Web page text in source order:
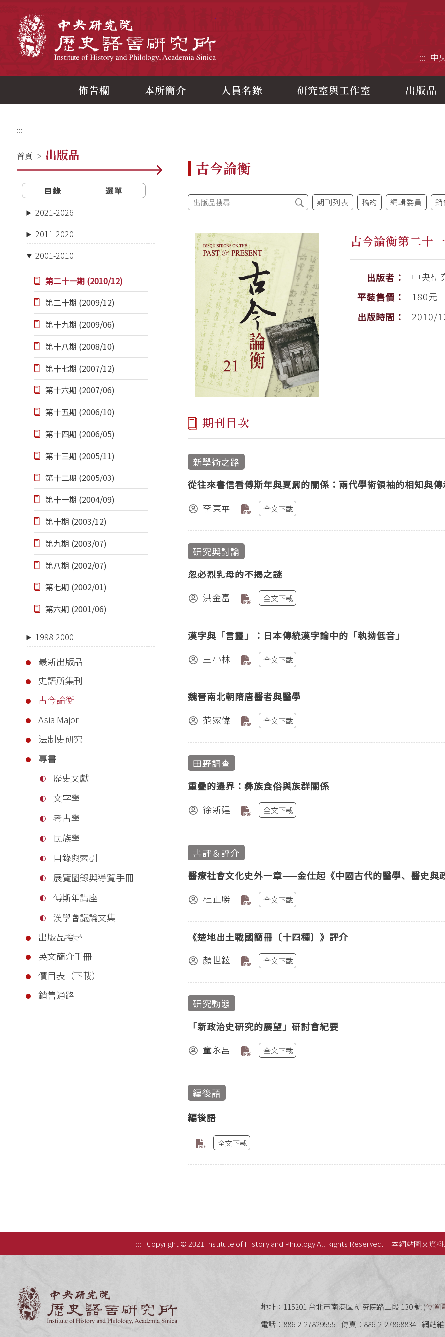
::: 中
佈告欄 本所簡介 人員名錄 研究室與工作室 出版品
:::
首頁 > 出版品
目錄
選單
2021-2026
2011-2020
2001-2010
第二十一期 (2010/12)
第二十期 (2009/12)
第十九期 (2009/06)
第十八期 (2008/10)
第十七期 (2007/12)
第十六期 (2007/06)
第十五期 (2006/10)
第十四期 (2006/05)
第十三期 (2005/11)
第十二期 (2005/03)
第十一期 (2004/09)
第十期 (2003/12)
第九期 (2003/07)
第八期 (2002/07)
第七期 (2002/01)
第六期 (2001/06)
1998-2000
最新出版品
史語所集刊
古今論衡
Asia Major
法制史研究
專書
歷史文獻
文字學
考古學
民族學
目錄與索引
展覽圖錄與導覽手冊
傅斯年講座
漢學會議論文集
出版品搜尋
英文簡介手冊
價目表（下載）
銷售通路
古今論衡
期刊列表 稿約 編輯委員 銷
古今論衡第二十
出版者：
中央研
平裝售價：
180元
出版時間：
2010/
期刊目次
新學術之路
從往來書信看傅斯年與夏鼐的關係：兩代學術領袖的相知與
李東華
全文下載
研究與討論
忽必烈乳母的不揭之謎
洪金富
全文下載
漢字與「言靈」：日本傳統漢字論中的「執拗低音」
王小林
全文下載
魏晉南北朝隋唐醫者與醫學
范家偉
全文下載
田野調查
重疊的邊界：彝族食俗與族群關係
徐新建
全文下載
書評＆評介
醫療社會文化史外一章——金仕起《中國古代的醫學、醫史與
杜正勝
全文下載
《楚地出土戰國簡冊〔十四種〕》評介
顏世鉉
全文下載
研究動態
「新政治史研究的展望」研討會紀要
童永昌
全文下載
編後語
編後語
全文下載
::: Copyright © 2021 Institute of History and Philology All Rights Reserved. 本網站圖文資
地址：115201 台北市南港區 研究院路二段 130 號 (位置
電話：886-2-27829555 傳真：886-2-27868834 網站